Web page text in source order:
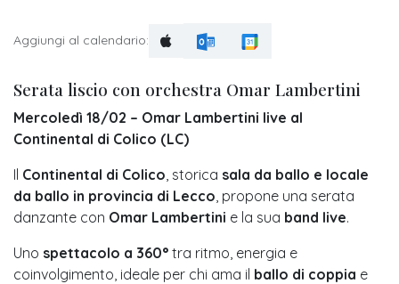
Aggiungi al calendario:
Serata liscio con orchestra Omar Lambertini
Mercoledì 18/02 – Omar Lambertini live al
Continental di Colico (LC)
Il Continental di Colico , storica sala da ballo e locale
da ballo in provincia di Lecco , propone una serata
danzante con Omar Lambertini e la sua band live.
Uno spettacolo a 360° tra ritmo, energia e
coinvolgimento, ideale per chi ama il ballo di coppia e